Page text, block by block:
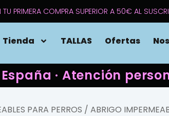
PRIMERA COMPRA SUPERIOR A 50€ AL
Tienda TALLAS Ofertas
· Atención
PARA PERROS / ABRIGO